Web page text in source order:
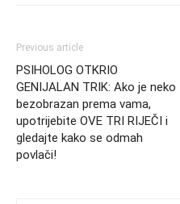
Previous article
PSIHOLOG OTKRIO
GENIJALAN TRIK: Ako je neko
bezobrazan prema vama,
upotrijebite OVE TRI RIJEČI i
gledajte kako se odmah
povlači!